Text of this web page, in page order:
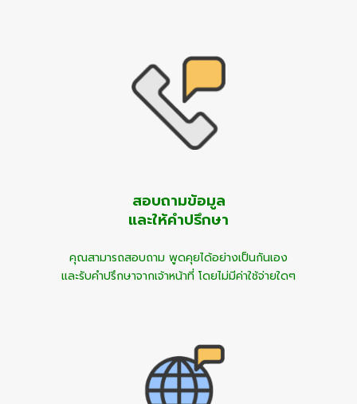
สอบถามข้อมูล
และให้คำปรึกษา
คุณสามารถสอบถาม พูดคุยได้อย่างเป็นกันเอง
และรับคำปรึกษาจากเจ้าหน้าที่ โดยไม่มีค่าใช้จ่ายใดๆ